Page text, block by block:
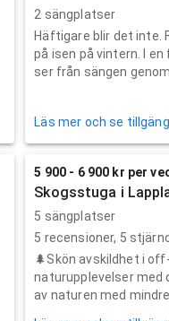
2 sängplatser
Häftigare blir det inte.
på isen på vintern. I
ser från sängen genom
Läs mer och se
5 900 - 6 900 kr per
Skogsstuga i
5 sängplatser
5 recensioner, 5
🌲Skön avskildhet i
naturupplevelser med
av naturen med